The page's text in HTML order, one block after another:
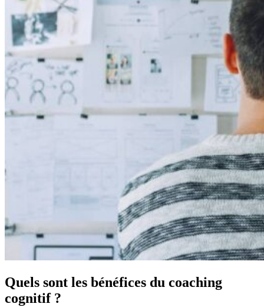
Quels sont les bénéfices du coaching
cognitif ?